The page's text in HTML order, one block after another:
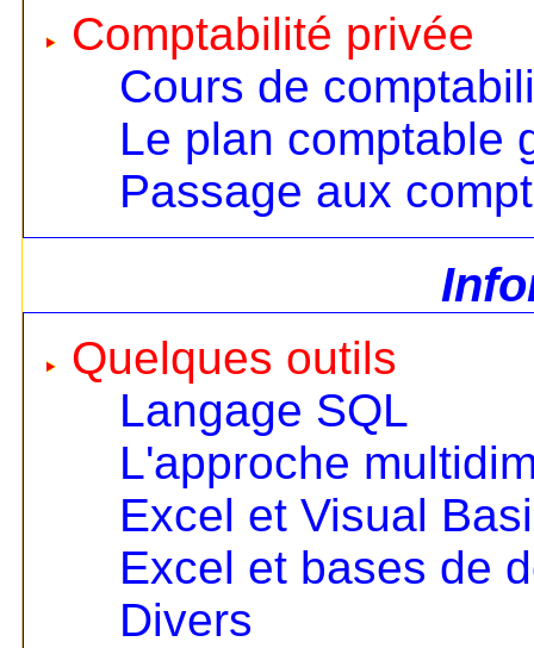
Comptabilité privée
Cours de
Le plan comptable
Passage aux
Quelques outils
Langage SQL
L'approche
Excel et Visual
Excel et bases de
Divers